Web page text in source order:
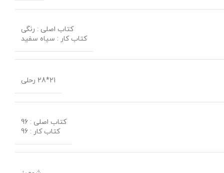
کتاب اصلی : رنگی
کتاب کار : سیاه سفید
21*28 رحلی
کتاب اصلی : 96
کتاب کار : 96